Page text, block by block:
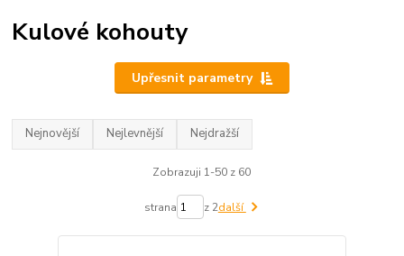
Kulové kohouty
Upřesnit parametry
Nejnovější Nejlevnější Nejdražší
Zobrazuji 1-50 z 60
strana z 2další